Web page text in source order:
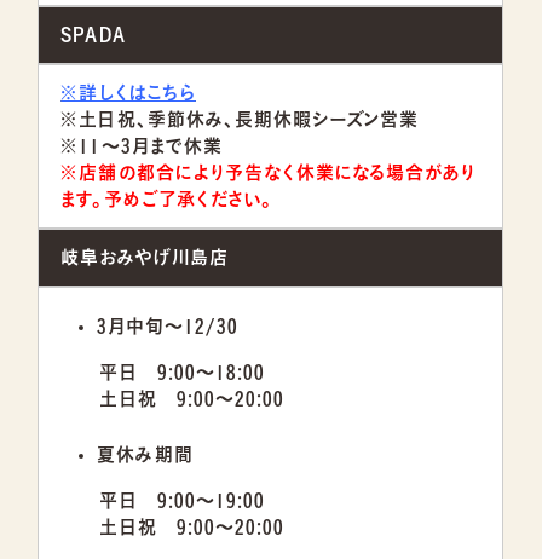
SPADA
※詳しくはこちら
※土日祝、季節休み、長期休暇シーズン営業
※11～3月まで休業
※店舗の都合により予告なく休業になる場合があり
ます。予めご了承ください。
岐阜おみやげ川島店
3月中旬～12/30
平日 9:00～18:00
土日祝 9:00～20:00
夏休み期間
平日 9:00～19:00
土日祝 9:00～20:00